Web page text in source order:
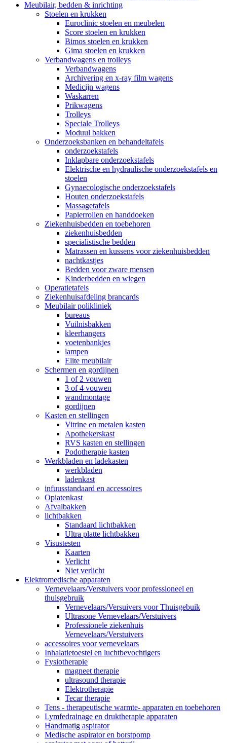
Meubilair, bedden & inrichting
Stoelen en krukken
Euroclinic stoelen en meubelen
Score stoelen en krukken
Bimos stoelen en krukken
Gima stoelen en krukken
Verbandwagens en trolleys
Verbandwagens
Archivering en x-ray film wagens
Medicijn wagens
Waskarren
Prikwagens
Trolleys
Speciale Trolleys
Moduul bakken
Onderzoeksbanken en behandeltafels
onderzoekstafels
Inklapbare onderzoekstafels
Elektrische en hydraulische onderzoekstafels en
stoelen
Gynaecologische onderzoekstafels
Houten onderzoekstafels
Massagetafels
Papierrollen en handdoeken
Ziekenhuisbedden en toebehoren
ziekenhuisbedden
specialistische bedden
Matrassen en kussens voor ziekenhuisbedden
nachtkastjes
Bedden voor zware mensen
Kinderbedden en wiegen
Operatietafels
Ziekenhuisafdeling brancards
Meubilair polikliniek
bureaus
Vuilnisbakken
kleerhangers
voetenbankjes
lampen
Elite meubilair
Schermen en gordijnen
1 of 2 vouwen
3 of 4 vouwen
wandmontage
gordijnen
Kasten en stellingen
Vitrine en metalen kasten
Apothekerskast
RVS kasten en stellingen
Podotherapie kasten
Werkbladen en ladekasten
werkbladen
ladenkast
infuusstandaard en accessoires
Opiatenkast
Afvalbakken
lichtbakken
Standaard lichtbakken
Ultra platte lichtbakken
Visustesten
Kaarten
Verlicht
Niet verlicht
Elektromedische apparaten
Vernevelaars/Verstuivers voor professioneel en
thuisgebruik
Vernevelaars/Versuivers voor Thuisgebuik
Ultrasone Vernevelaars/Verstuivers
Professionele ziekenhuis
Vernevelaars/Verstuivers
accessoires voor vernevelaars
Inhalatietoestel en luchtbevochtigers
Fysiotherapie
magneet therapie
ultrasound therapie
Elektrotherapie
Tecar therapie
Tens - therapeutische warmte- apparaten en toebehoren
Lymfedrainage en druktherapie apparaten
Handmatig aspirator
Medische aspirator en borstpomp